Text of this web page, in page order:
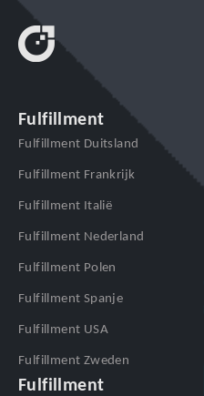
Fulfillment
Fulfillment Duitsland
Fulfillment Frankrijk
Fulfillment Italië
Fulfillment Nederland
Fulfillment Polen
Fulfillment Spanje
Fulfillment USA
Fulfillment Zweden
Fulfillment